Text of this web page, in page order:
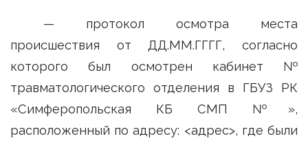
— протокол осмотра места
происшествия от ДД.ММ.ГГГГ, согласно
которого был осмотрен кабинет №
травматологического отделения в ГБУЗ РК
«Симферопольская КБ СМП №»,
расположенный по адресу: <адрес>, где были